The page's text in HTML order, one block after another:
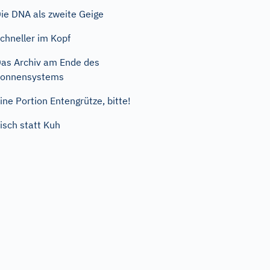
DNA als zweite Geige
im Kopf
Archiv am Ende des
Portion Entengrütze, bitte!
statt Kuh